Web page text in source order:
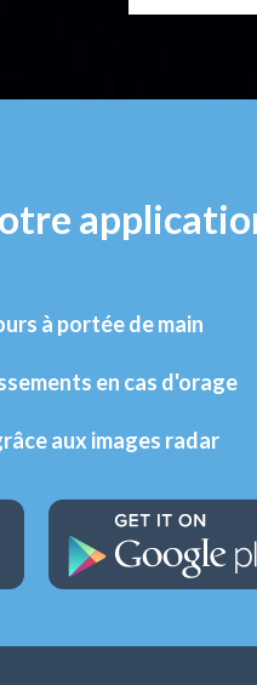
à portée de main
en cas d'orage
aux images radar